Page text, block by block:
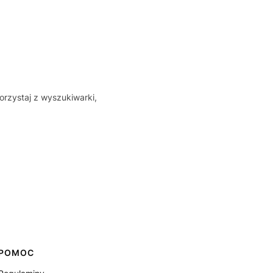
z wyszukiwarki,